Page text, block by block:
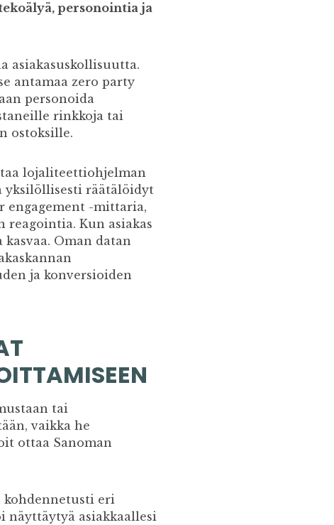
personointia ja
asiakasuskollisuutta.
antamaa zero party
personoida
rinkkoja tai
ostoksille.
lojaliteettiohjelman
yksilöllisesti räätälöidyt
engagement -mittaria,
Kun asiakas
Oman datan
ja konversioiden
tai
vaikka he
ottaa Sanoman
kohdennetusti eri
näyttäytyä asiakkaallesi